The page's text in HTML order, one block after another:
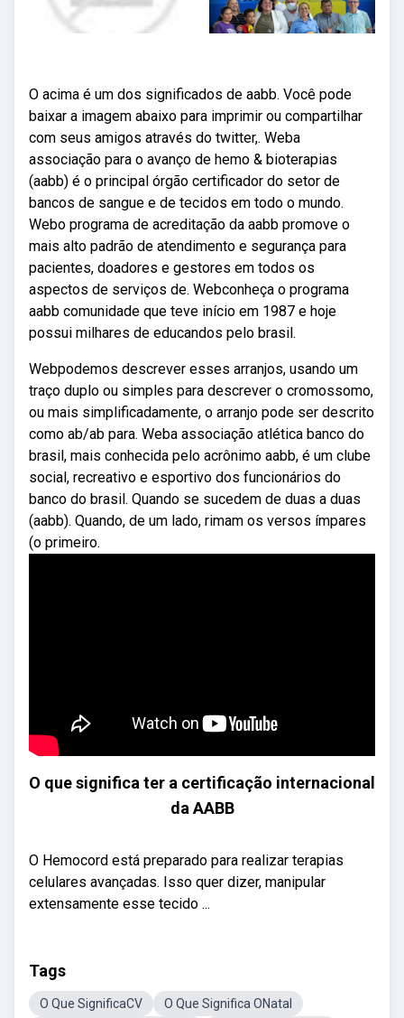
O acima é um dos significados de aabb. Você pode
baixar a imagem abaixo para imprimir ou compartilhar
com seus amigos através do twitter,. Weba
associação para o avanço de hemo & bioterapias
(aabb) é o principal órgão certificador do setor de
bancos de sangue e de tecidos em todo o mundo.
Webo programa de acreditação da aabb promove o
mais alto padrão de atendimento e segurança para
pacientes, doadores e gestores em todos os
aspectos de serviços de. Webconheça o programa
aabb comunidade que teve início em 1987 e hoje
possui milhares de educandos pelo brasil.
Webpodemos descrever esses arranjos, usando um
traço duplo ou simples para descrever o cromossomo,
ou mais simplificadamente, o arranjo pode ser descrito
como ab/ab para. Weba associação atlética banco do
brasil, mais conhecida pelo acrônimo aabb, é um clube
social, recreativo e esportivo dos funcionários do
banco do brasil. Quando se sucedem de duas a duas
(aabb). Quando, de um lado, rimam os versos ímpares
(o primeiro.
O que significa ter a certificação internacional
da AABB
O Hemocord está preparado para realizar terapias
celulares avançadas. Isso quer dizer, manipular
extensamente esse tecido ...
Tags
O Que SignificaCV O Que Significa ONatal